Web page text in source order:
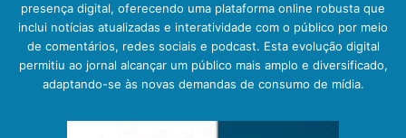
presença digital, oferecendo uma plataforma online robusta que
inclui notícias atualizadas e interatividade com o público por meio
de comentários, redes sociais e podcast. Esta evolução digital
permitiu ao jornal alcançar um público mais amplo e diversificado,
adaptando-se às novas demandas de consumo de mídia.